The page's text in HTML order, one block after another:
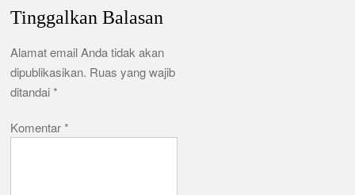
Tinggalkan Balasan
Alamat email Anda tidak akan
dipublikasikan. Ruas yang wajib
ditandai*
Komentar*